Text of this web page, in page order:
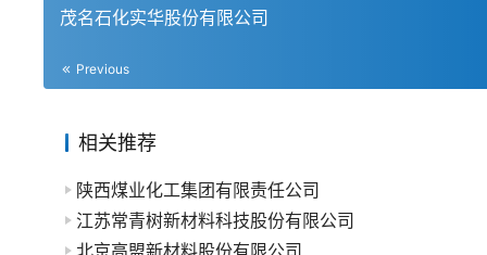
茂名石化实华股份有限公司
Previous
相关推荐
陕西煤业化工集团有限责任公司
江苏常青树新材料科技股份有限公司
北京高盟新材料股份有限公司